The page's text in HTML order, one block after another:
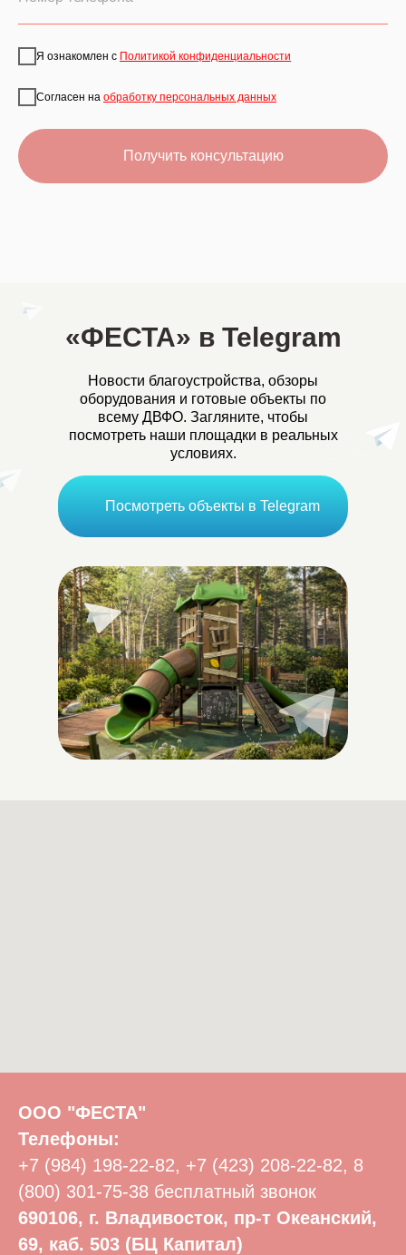
Я ознакомлен с Политикой конфиденциальности
Согласен на обработку персональных данных
Получить консультацию
«ФЕСТА» в Telegram
Посмотреть объекты в Telegram
Новости благоустройства, обзоры
оборудования и готовые объекты по
всему ДВФО. Загляните, чтобы
посмотреть наши площадки в реальных
условиях.
ООО "ФЕСТА"
Телефоны:
+7 (984) 198-22-82, +7 (423) 208-22-82, 8
(800) 301-75-38 бесплатный звонок
690106, г. Владивосток, пр-т Океанский,
69, каб. 503 (БЦ Капитал)